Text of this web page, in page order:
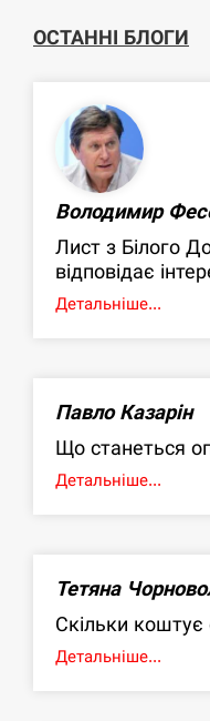
ОСТАННІ БЛОГИ
Володимир
Лист з Білого
відповідає
Детальніше...
Павло Казарін
Що станеться
Детальніше...
Тетяна
Скільки
Детальніше...